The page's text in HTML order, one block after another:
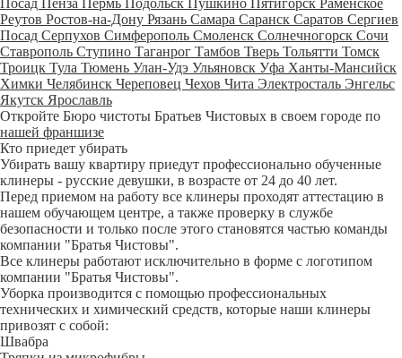
Посад Пенза Пермь Подольск Пушкино Пятигорск Раменское
Реутов Ростов-на-Дону Рязань Самара Саранск Саратов Сергиев
Посад Серпухов Симферополь Смоленск Солнечногорск Сочи
Ставрополь Ступино Таганрог Тамбов Тверь Тольятти Томск
Троицк Тула Тюмень Улан-Удэ Ульяновск Уфа Ханты-Мансийск
Химки Челябинск Череповец Чехов Чита Электросталь Энгельс
Якутск Ярославль
Откройте Бюро чистоты Братьев Чистовых в своем городе по
нашей франшизе
Кто приедет убирать
Убирать вашу квартиру приедут профессионально обученные
клинеры - русские девушки, в возрасте от 24 до 40 лет.
Перед приемом на работу все клинеры проходят аттестацию в
нашем обучающем центре, а также проверку в службе
безопасности и только после этого становятся частью команды
компании "Братья Чистовы".
Все клинеры работают исключительно в форме с логотипом
компании "Братья Чистовы".
Уборка производится с помощью профессиональных
технических и химический средств, которые наши клинеры
привозят с собой:
Швабра